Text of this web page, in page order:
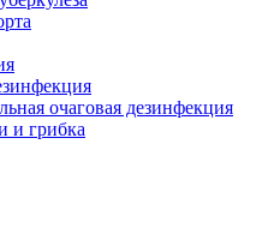
очаговая дезинфекция
и грибка